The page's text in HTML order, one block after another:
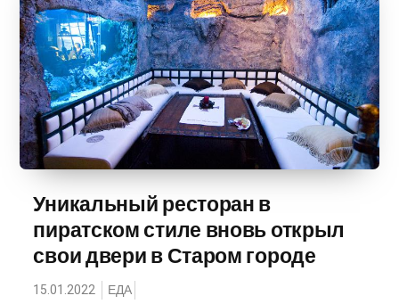
Уникальный ресторан в
пиратском стиле вновь открыл
свои двери в Старом городе
15.01.2022 ЕДА